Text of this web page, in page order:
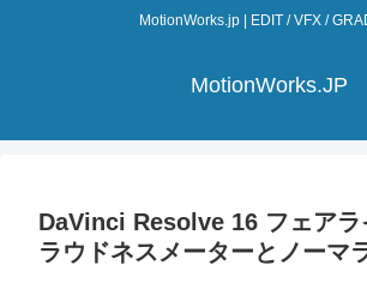
MotionWorks.jp | EDIT / VFX /
MotionWorks.JP
DaVinci Resolve 16 フェアラ
ラウドネスメーターとノーマ